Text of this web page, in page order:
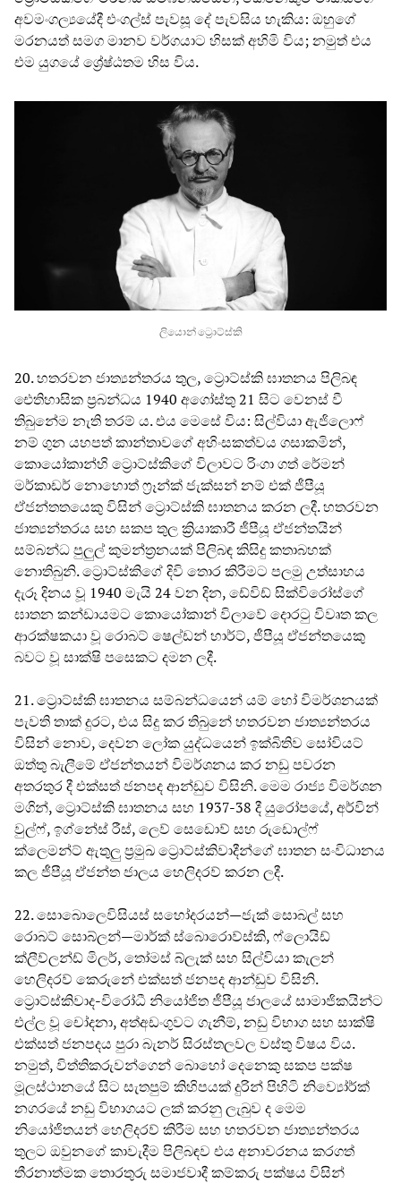
අවමංගල්‍යයේදී එංගල්ස් පැවසූ දේ පැවසිය හැකිය: ඔහුගේ
මරනයත් සමග මානව වර්ගයාට හිසක් අහිමි විය; නමුත් එය
එම යුගයේ ශ්‍රේෂ්ඨතම හිස විය.
ලියොන් ට්‍රොට්ස්කි
20. හතරවන ජාත්‍යන්තරය තුල, ට්‍රොට්ස්කි ඝාතනය පිලිබඳ
ඓතිහාසික ප්‍රබන්ධය 1940 අගෝස්තු 21 සිට වෙනස් වී
තිබුනේම නැති තරම් ය. එය මෙසේ විය: සිල්වියා ඇජිලොෆ්
නම් ගුන යහපත් කාන්තාවගේ අහිංසකත්වය ගසාකමින්,
කොයෝකාන්හි ට්‍රොට්ස්කිගේ විලාවට රිංගා ගත් රේමන්
මර්කාඩර් නොහොත් ෆ්‍රෑන්ක් ජැක්සන් නම් එක් ජීපීයූ
ඒජන්තතයෙකු විසින් ට්‍රොට්ස්කි ඝාතනය කරන ලදී. හතරවන
ජාත්‍යන්තරය සහ සකප තුල ක්‍රියාකාරී ජීපීයූ ඒජන්තයින්
සම්බන්ධ පුලුල් කුමන්ත්‍රනයක් පිලිබඳ කිසිදු කතාබහක්
නොතිබුනි. ට්‍රොට්ස්කිගේ දිවි තොර කිරීමට පලමු උත්සාහය
දැරූ දිනය වූ 1940 මැයි 24 වන දින, ඩේවිඩ් සික්විරෝස්ගේ
ඝාතන කන්ඩායමට කොයෝකාන් විලාවේ දොරටු විවෘත කල
ආරක්ෂකයා වූ රොබට් ෂෙල්ඩන් හාර්ට්, ජීපීයූ ඒජන්තයෙකු
බවට වූ සාක්ෂි පසෙකට දමන ලදී.
21. ට්‍රොට්ස්කි ඝාතනය සම්බන්ධයෙන් යම් හෝ විමර්ශනයක්
පැවති තාක් දුරට, එය සිදු කර තිබුනේ හතරවන ජාත්‍යන්තරය
විසින් නොව, දෙවන ලෝක යුද්ධයෙන් ඉක්බිතිව සෝවියට්
ඔත්තු බැලීමේ ඒජන්තයන් විමර්ශනය කර නඩු පවරන
අතරතුර දී එක්සත් ජනපද ආන්ඩුව විසිනි. මෙම රාජ්‍ය විමර්ශන
මගින්, ට්‍රොට්ස්කි ඝාතනය සහ 1937-38 දී යුරෝපයේ, අර්වින්
වුල්ෆ්, ඉග්නේස් රීස්, ලෙව් සෙඩොව් සහ රුඩොල්ෆ්
ක්ලෙමන්ට් ඇතුලු ප්‍රමුඛ ට්‍රොට්ස්කිවාදීන්ගේ ඝාතන සංවිධානය
කල ජීපීයූ ඒජන්ත ජාලය හෙලිදරව් කරන ලදී.
22. සොබොලෙවිසියස් සහෝදරයන්—ජැක් සොබල් සහ
රොබට් සොබ්ලන්—මාර්ක් ස්බොරොව්ස්කි, ෆ්ලොයිඩ්
ක්ලීව්ලන්ඩ් මිලර්, තෝමස් බ්ලැක් සහ සිල්වියා කැලන්
හෙලිදරව් කෙරුනේ එක්සත් ජනපද ආන්ඩුව විසිනි.
ට්‍රොට්ස්කිවාද-විරෝධී නියෝජිත ජීපීයූ ජාලයේ සාමාජිකයින්ට
එල්ල වූ චෝදනා, අත්අඩංගුවට ගැනීම්, නඩු විභාග සහ සාක්ෂි
එක්සත් ජනපදය පුරා බැනර් සිරස්තලවල වස්තු විෂය විය.
නමුත්, විත්තිකරුවන්ගෙන් බොහෝ දෙනෙකු සකප පක්ෂ
මූලස්ථානයේ සිට සැතපුම් කිහිපයක් දුරින් පිහිටි නිව්‍යෝර්ක්
නගරයේ නඩු විභාගයට ලක් කරනු ලැබුව ද මෙම
නියෝජිතයන් හෙලිදරව් කිරීම සහ හතරවන ජාත්‍යන්තරය
තුලට ඔවුනගේ කාවැදීම පිලිබඳව එය අනාවරනය කරගත්
තීරනාත්මක තොරතුරු සමාජවාදී කම්කරු පක්ෂය විසින්